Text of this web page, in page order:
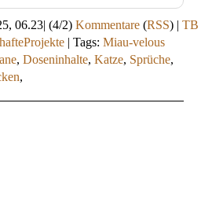
06.23| (4/2) Kommentare (RSS) | TB
| Tags: Miau-velous
, Doseninhalte, Katze, Sprüche,
,